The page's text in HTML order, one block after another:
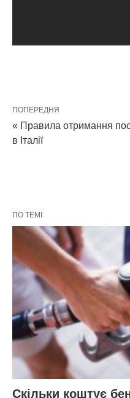
ПОПЕРЕДНЯ
« Правила отримання
в Італії
ПО ТЕМІ
Скільки коштує